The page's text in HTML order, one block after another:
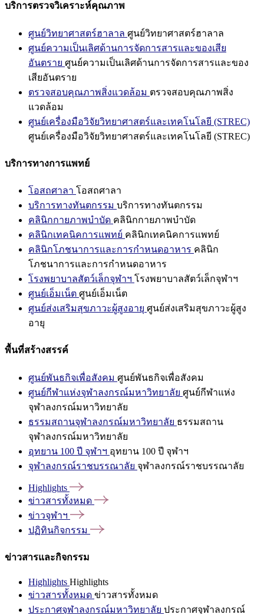
บริการตรวจวิเคราะห์คุณภาพ
ศูนย์วิทยาศาสตร์ฮาลาล ศูนย์วิทยาศาสตร์ฮาลาล
ศูนย์ความเป็นเลิศด้านการจัดการสารและของเสีย
อันตราย ศูนย์ความเป็นเลิศด้านการจัดการสารและของ
เสียอันตราย
ตรวจสอบคุณภาพสิ่งแวดล้อม ตรวจสอบคุณภาพสิ่ง
แวดล้อม
ศูนย์เครื่องมือวิจัยวิทยาศาสตร์และเทคโนโลยี (STREC)
ศูนย์เครื่องมือวิจัยวิทยาศาสตร์และเทคโนโลยี (STREC)
บริการทางการแพทย์
โอสถศาลา โอสถศาลา
บริการทางทันตกรรม บริการทางทันตกรรม
คลินิกกายภาพบำบัด คลินิกกายภาพบำบัด
คลินิกเทคนิคการแพทย์ คลินิกเทคนิคการแพทย์
คลินิกโภชนาการและการกำหนดอาหาร คลินิก
โภชนาการและการกำหนดอาหาร
โรงพยาบาลสัตว์เล็กจุฬาฯ โรงพยาบาลสัตว์เล็กจุฬาฯ
ศูนย์เอ็มเน็ต ศูนย์เอ็มเน็ต
ศูนย์ส่งเสริมสุขภาวะผู้สูงอายุ ศูนย์ส่งเสริมสุขภาวะผู้สูง
อายุ
พื้นที่สร้างสรรค์
ศูนย์พันธกิจเพื่อสังคม ศูนย์พันธกิจเพื่อสังคม
ศูนย์กีฬาแห่งจุฬาลงกรณ์มหาวิทยาลัย ศูนย์กีฬาแห่ง
จุฬาลงกรณ์มหาวิทยาลัย
ธรรมสถานจุฬาลงกรณ์มหาวิทยาลัย ธรรมสถาน
จุฬาลงกรณ์มหาวิทยาลัย
อุทยาน 100 ปี จุฬาฯ อุทยาน 100 ปี จุฬาฯ
จุฬาลงกรณ์ราชบรรณาลัย จุฬาลงกรณ์ราชบรรณาลัย
Highlights
ข่าวสารทั้งหมด
ข่าวจุฬาฯ
ปฏิทินกิจกรรม
ข่าวสารและกิจกรรม
Highlights Highlights
ข่าวสารทั้งหมด ข่าวสารทั้งหมด
ประกาศจุฬาลงกรณ์มหาวิทยาลัย ประกาศจุฬาลงกรณ์